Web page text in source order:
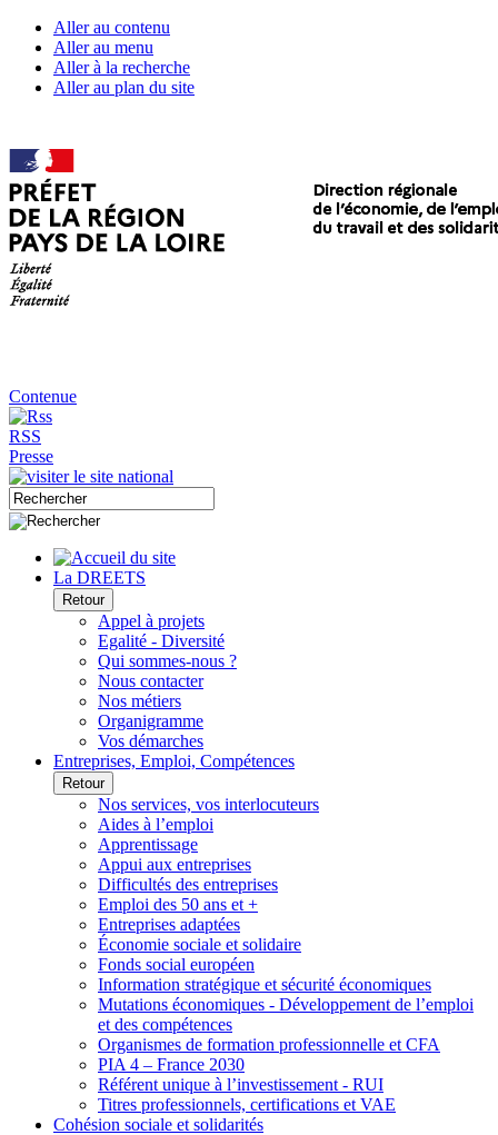
Aller au contenu
Aller au menu
Aller à la recherche
Aller au plan du site
Contenue
RSS
Presse
La DREETS
Retour
Appel à projets
Egalité - Diversité
Qui sommes-nous ?
Nous contacter
Nos métiers
Organigramme
Vos démarches
Entreprises, Emploi, Compétences
Retour
Nos services, vos interlocuteurs
Aides à l’emploi
Apprentissage
Appui aux entreprises
Difficultés des entreprises
Emploi des 50 ans et +
Entreprises adaptées
Économie sociale et solidaire
Fonds social européen
Information stratégique et sécurité économiques
Mutations économiques - Développement de l’emploi
et des compétences
Organismes de formation professionnelle et CFA
PIA 4 – France 2030
Référent unique à l’investissement - RUI
Titres professionnels, certifications et VAE
Cohésion sociale et solidarités